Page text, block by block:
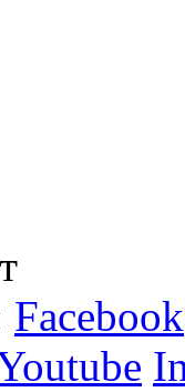
Facebook